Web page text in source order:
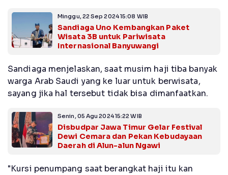
Minggu, 22 Sep 2024 15:08 WIB
Sandiaga Uno Kembangkan Paket
Wisata 3B untuk Pariwisata
Internasional Banyuwangi
Sandiaga menjelaskan, saat musim haji tiba banyak
warga Arab Saudi yang ke luar untuk berwisata,
sayang jika hal tersebut tidak bisa dimanfaatkan.
Senin, 05 Agu 2024 15:22 WIB
Disbudpar Jawa Timur Gelar Festival
Dewi Cemara dan Pekan Kebudayaan
Daerah di Alun-alun Ngawi
"Kursi penumpang saat berangkat haji itu kan